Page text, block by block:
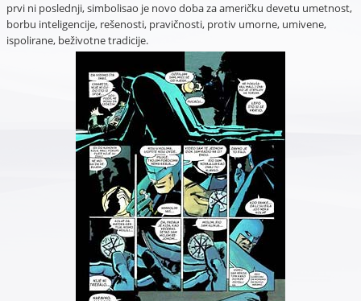
prvi ni poslednji, simbolisao je novo doba za američku devetu umetnost,
borbu inteligencije, rešenosti, pravičnosti, protiv umorne, umivene,
ispolirane, beživotne tradicije.